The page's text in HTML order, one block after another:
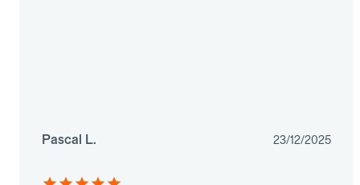
Pascal L. 23/12/2025